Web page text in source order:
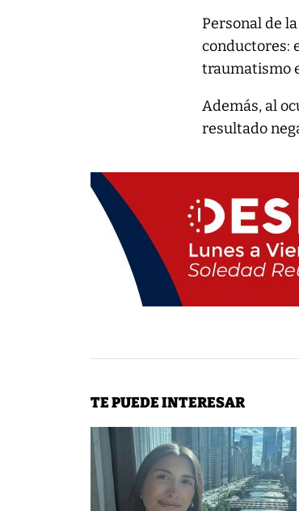
Personal de
conductores:
traumatismo
Además, al
resultado
TE PUEDE INTERESAR